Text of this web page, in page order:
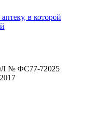
в которой
№ ФС77-72025